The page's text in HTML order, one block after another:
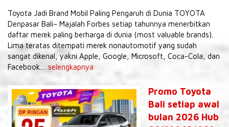
Toyota Jadi Brand Mobil Paling Pengaruh di Dunia TOYOTA
Denpasar Bali– Majalah Forbes setiap tahunnya menerbitkan
daftar merek paling berharga di dunia (most valuable brands).
Lima teratas ditempati merek nonautomotif yang sudah
sangat dikenal, yakni Apple, Google, Microsoft, Coca-Cola, dan
Facebook.... selengkapnya
Promo Toyota
Bali setiap awal
bulan 2026 Hub